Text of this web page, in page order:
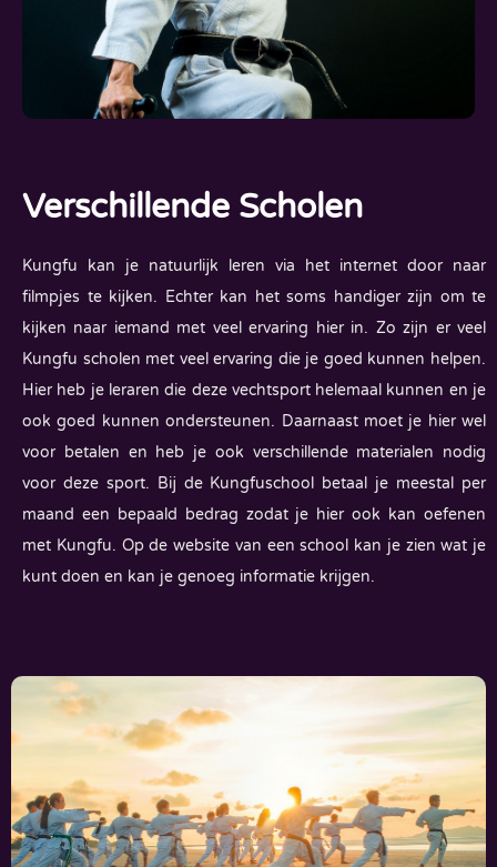
Verschillende Scholen
Kungfu kan je natuurlijk leren via het internet door naar
filmpjes te kijken. Echter kan het soms handiger zijn om te
kijken naar iemand met veel ervaring hier in. Zo zijn er veel
Kungfu scholen met veel ervaring die je goed kunnen helpen.
Hier heb je leraren die deze vechtsport helemaal kunnen en je
ook goed kunnen ondersteunen. Daarnaast moet je hier wel
voor betalen en heb je ook verschillende materialen nodig
voor deze sport. Bij de Kungfuschool betaal je meestal per
maand een bepaald bedrag zodat je hier ook kan oefenen
met Kungfu. Op de website van een school kan je zien wat je
kunt doen en kan je genoeg informatie krijgen.